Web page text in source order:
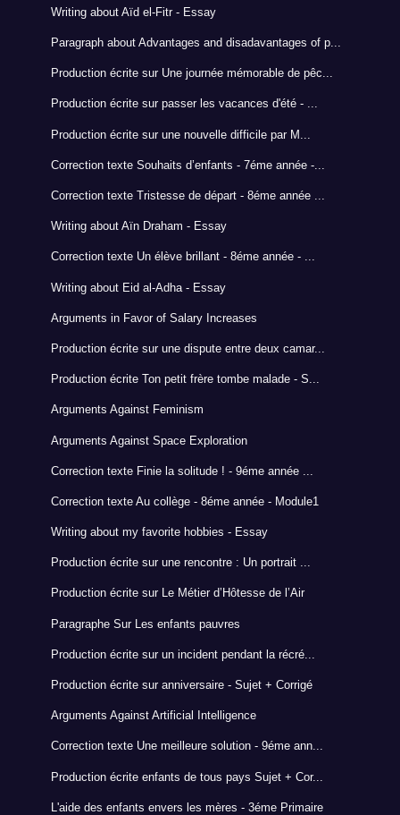
Writing about Aïd el-Fitr - Essay
Paragraph about Advantages and disadavantages of p...
Production écrite sur Une journée mémorable de pêc...
Production écrite sur passer les vacances d'été - ...
Production écrite sur une nouvelle difficile par M...
Correction texte Souhaits d’enfants - 7éme année -...
Correction texte Tristesse de départ - 8éme année ...
Writing about Aïn Draham - Essay
Correction texte Un élève brillant - 8éme année - ...
Writing about Eid al-Adha - Essay
Arguments in Favor of Salary Increases
Production écrite sur une dispute entre deux camar...
Production écrite Ton petit frère tombe malade - S...
Arguments Against Feminism
Arguments Against Space Exploration
Correction texte Finie la solitude ! - 9éme année ...
Correction texte Au collège - 8éme année - Module1
Writing about my favorite hobbies - Essay
Production écrite sur une rencontre : Un portrait ...
Production écrite sur Le Métier d’Hôtesse de l’Air
Paragraphe Sur Les enfants pauvres
Production écrite sur un incident pendant la récré...
Production écrite sur anniversaire - Sujet + Corrigé
Arguments Against Artificial Intelligence
Correction texte Une meilleure solution - 9éme ann...
Production écrite enfants de tous pays Sujet + Cor...
L'aide des enfants envers les mères - 3éme Primaire